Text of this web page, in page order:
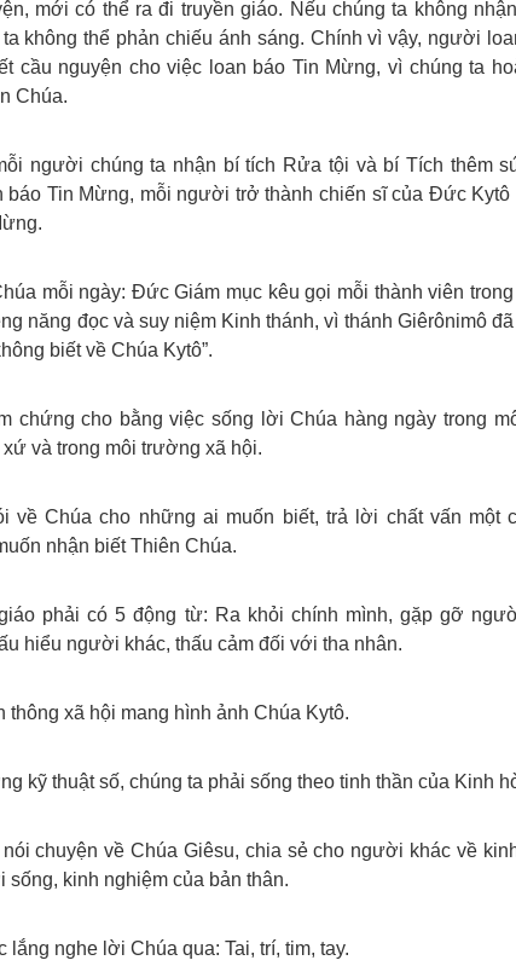
mới có thể ra đi truyền giáo. Nếu chúng ta không
ta không thể phản chiếu ánh sáng. Chính vì vậy, người
cầu nguyện cho việc loan báo Tin Mừng, vì chúng ta
Chúa.
người chúng ta nhận bí tích Rửa tội và bí Tích thêm
báo Tin Mừng, mỗi người trở thành chiến sĩ của Đức
mỗi ngày: Đức Giám mục kêu gọi mỗi thành viên
năng đọc và suy niệm Kinh thánh, vì thánh Giêrônimô
biết về Chúa Kytô”.
chứng cho bằng việc sống lời Chúa hàng ngày trong
xứ và trong môi trường xã hội.
về Chúa cho những ai muốn biết, trả lời chất vấn một
nhận biết Thiên Chúa.
phải có 5 động từ: Ra khỏi chính mình, gặp gỡ
hiểu người khác, thấu cảm đối với tha nhân.
thông xã hội mang hình ảnh Chúa Kytô.
kỹ thuật số, chúng ta phải sống theo tinh thần của Kinh
chuyện về Chúa Giêsu, chia sẻ cho người khác về
sống, kinh nghiệm của bản thân.
lắng nghe lời Chúa qua: Tai, trí, tim, tay.